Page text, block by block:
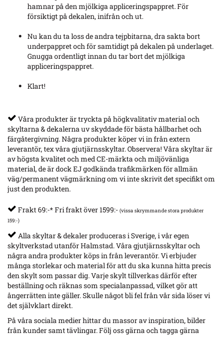
hamnar på den mjölkiga appliceringspappret. För
försiktigt på dekalen, inifrån och ut.
Nu kan du ta loss de andra tejpbitarna, dra sakta bort
underpappret och för samtidigt på dekalen på underlaget.
Gnugga ordentligt innan du tar bort det mjölkiga
appliceringspappret.
Klart!
Våra produkter är tryckta på högkvalitativ material och
skyltarna & dekalerna uv skyddade för bästa hållbarhet och
färgåtergivning. Några produkter köper vi in från extern
leverantör, tex våra gjutjärnsskyltar. Observera! Våra skyltar är
av högsta kvalitet och med CE-märkta och miljövänliga
material, de är dock EJ godkända trafikmärken för allmän
väg/permanent vägmärkning om vi inte skrivit det specifikt om
just den produkten.
Frakt 69:-* Fri frakt över 1599:- (vissa skrymmande stora produkter
159:-)
Alla skyltar & dekaler produceras i Sverige, i vår egen
skyltverkstad utanför Halmstad. Våra gjutjärnsskyltar och
några andra produkter köps in från leverantör. Vi erbjuder
många storlekar och material för att du ska kunna hitta precis
den skylt som passar dig. Varje skylt tillverkas därför efter
beställning och räknas som specialanpassad, vilket gör att
ångerrätten inte gäller. Skulle något bli fel från vår sida löser vi
det självklart direkt.
På våra sociala medier hittar du massor av inspiration, bilder
från kunder samt tävlingar. Följ oss gärna och tagga gärna